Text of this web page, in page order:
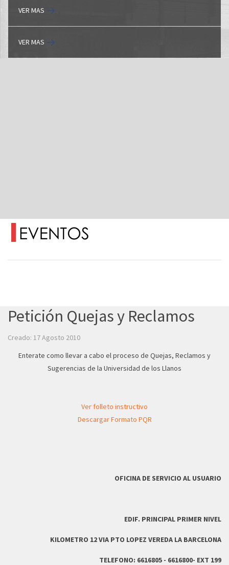
VER MAS
VER MAS
Petición Quejas y Reclamos
Creado: 17 Agosto 2010
Enterate como llevar a cabo el proceso de Quejas, Reclamos y
Sugerencias de la Universidad de los Llanos
Ver folleto instructivo
Descargar Formato PQR
OFICINA DE SERVICIO AL USUARIO
EDIF. PRINCIPAL PRIMER NIVEL
KILOMETRO 12 VIA PTO LOPEZ VEREDA LA BARCELONA
TELEFONO: 6616805 - 6616800- EXT 199